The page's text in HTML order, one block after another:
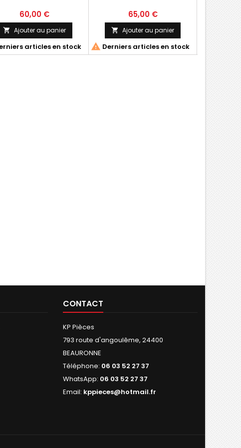
60,00 €
 Ajouter au panier
articles en stock
65,00 €
 Ajouter au panier
 Derniers articles en stock
CONTACT
KP Pièces
793 route d'angoulême, 24400
BEAURONNE
Téléphone: 06 03 52 27 37
WhatsApp: 06 03 52 27 37
Email: kppieces@hotmail.fr